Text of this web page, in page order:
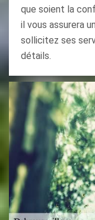
que soient la
il vous assurera
sollicitez ses
détails.